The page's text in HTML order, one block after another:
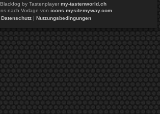
by Tastenplayer my-tastenworld.ch
nach Vorlage von icons.mysitemyway.com
Datenschutz| Nutzungsbedingungen